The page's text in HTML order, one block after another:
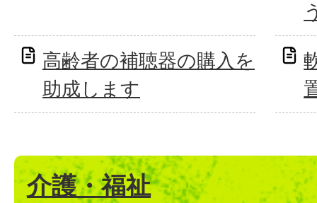
高齢者の補聴器の購入を
助成します
介護・福祉